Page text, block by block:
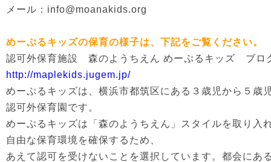
メール：info@moanakids.org
めーぷるキッズの保育の様子は、下記をご覧ください。
認可外保育施設 森のようちえん めーぷるキッズ ブロ
http://maplekids.jugem.jp/
めーぷるキッズは、横浜市都筑区にある３歳児から５歳
認可外保育園です。
めーぷるキッズは「森のようちえん」スタイルを取り入
自由な保育環境を確保するため、
あえて認可を受けないことを選択しています。都会にあ